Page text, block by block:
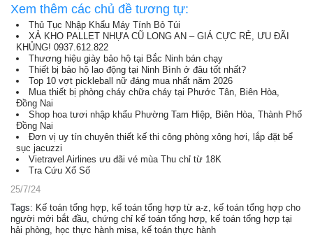
Xem thêm các chủ đề tương tự:
Thủ Tục Nhập Khẩu Máy Tính Bỏ Túi
XẢ KHO PALLET NHỰA CŨ LONG AN – GIÁ CỰC RẺ, ƯU ĐÃI
KHỦNG! 0937.612.822
Thương hiệu giày bảo hộ tại Bắc Ninh bán chạy
Thiết bị bảo hộ lao động tại Ninh Bình ở đâu tốt nhất?
Top 10 vợt pickleball nữ đáng mua nhất năm 2026
Mua thiết bị phòng cháy chữa cháy tại Phước Tân, Biên Hòa,
Đồng Nai
Shop hoa tươi nhập khẩu Phường Tam Hiệp, Biên Hòa, Thành Phố
Đồng Nai
Đơn vị uy tín chuyên thiết kế thi công phòng xông hơi, lắp đặt bể
sục jacuzzi
Vietravel Airlines ưu đãi vé mùa Thu chỉ từ 18K
Tra Cứu Xổ Số
25/7/24
Tags: Kế toán tổng hợp, kế toán tổng hợp từ a-z, kế toán tổng hợp cho
người mới bắt đầu, chứng chỉ kế toán tổng hợp, kế toán tổng hợp tại
hải phòng, học thực hành misa, kế toán thực hành